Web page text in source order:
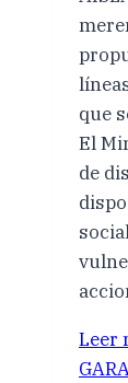
que
El
de
Leer